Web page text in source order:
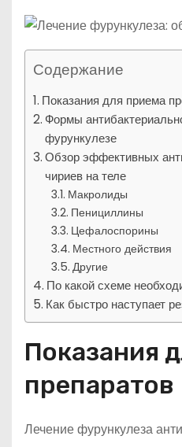
Содержание
Показания для приема
Формы
фурункулезе
Обзор эффективных
чириев на теле
Макролиды
Пенициллины
Цефалоспорины
Местного действия
Другие
По какой схеме
Как быстро наступает
Показания
препаратов
Лечение фурункулеза